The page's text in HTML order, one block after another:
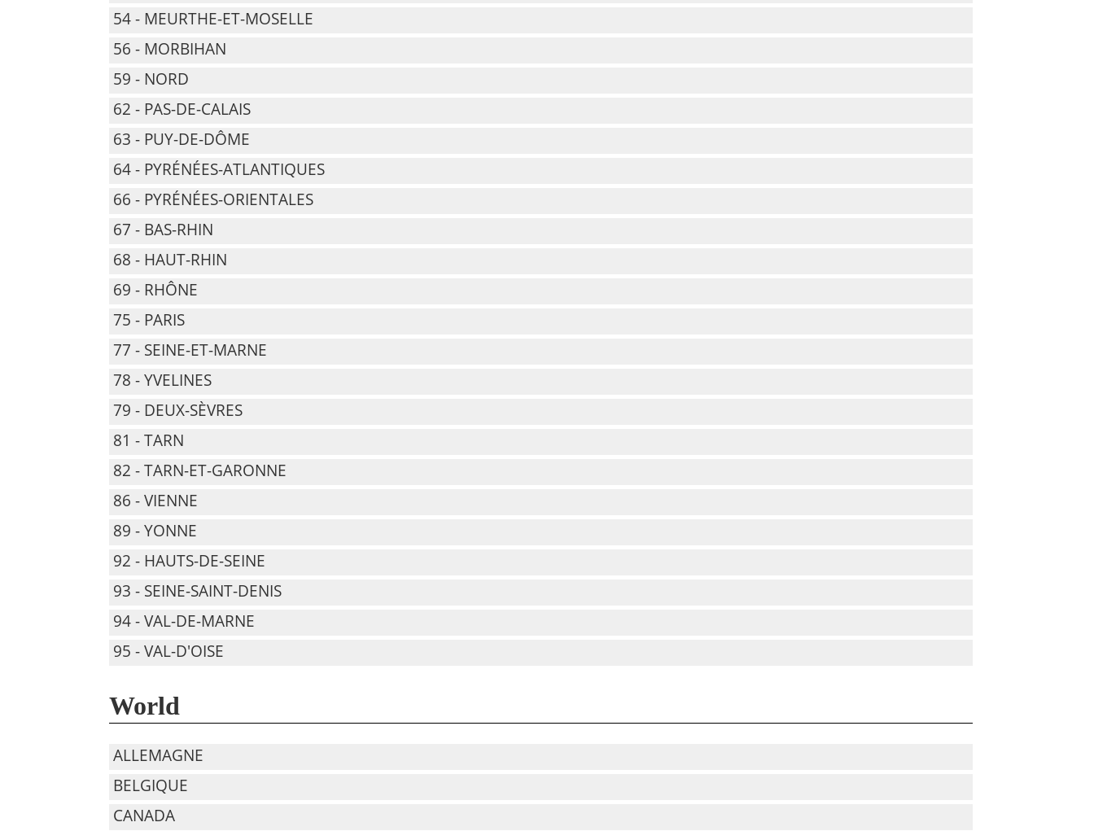
54 - MEURTHE-ET-MOSELLE
56 - MORBIHAN
59 - NORD
62 - PAS-DE-CALAIS
63 - PUY-DE-DÔME
64 - PYRÉNÉES-ATLANTIQUES
66 - PYRÉNÉES-ORIENTALES
67 - BAS-RHIN
68 - HAUT-RHIN
69 - RHÔNE
75 - PARIS
77 - SEINE-ET-MARNE
78 - YVELINES
79 - DEUX-SÈVRES
81 - TARN
82 - TARN-ET-GARONNE
86 - VIENNE
89 - YONNE
92 - HAUTS-DE-SEINE
93 - SEINE-SAINT-DENIS
94 - VAL-DE-MARNE
95 - VAL-D'OISE
World
ALLEMAGNE
BELGIQUE
CANADA